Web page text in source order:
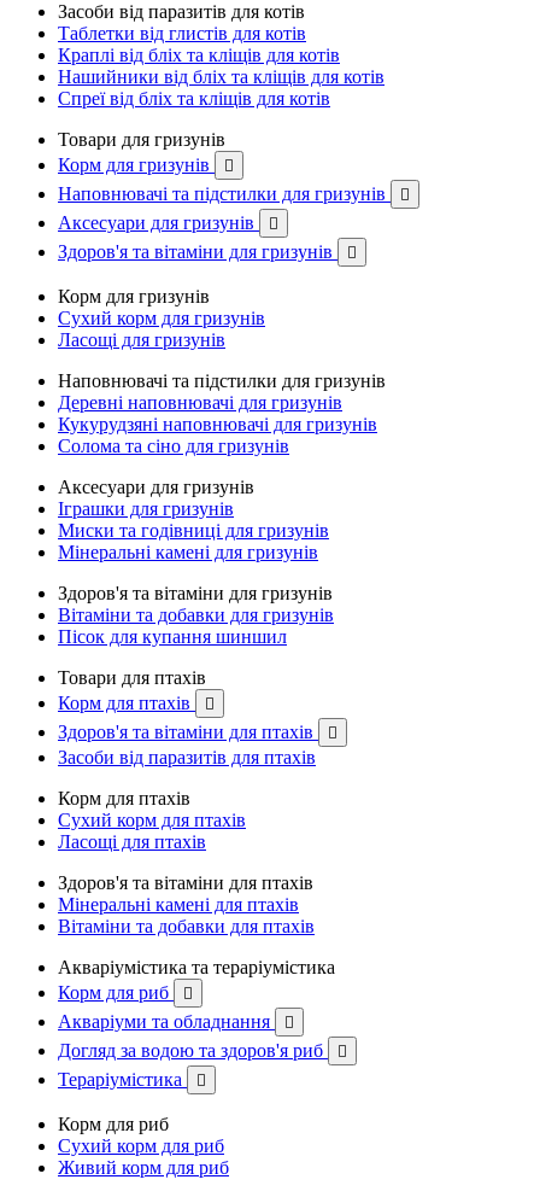
Засоби від паразитів для котів
Таблетки від глистів для котів
Краплі від бліх та кліщів для котів
Нашийники від бліх та кліщів для котів
Спреї від бліх та кліщів для котів
Товари для гризунів
Корм для гризунів

Наповнювачі та підстилки для гризунів 
Аксесуари для гризунів 
Здоров'я та вітаміни для гризунів 
Корм для гризунів
Сухий корм для гризунів
Ласощі для гризунів
Наповнювачі та підстилки для гризунів
Деревні наповнювачі для гризунів
Кукурудзяні наповнювачі для гризунів
Солома та сіно для гризунів
Аксесуари для гризунів
Іграшки для гризунів
Миски та годівниці для гризунів
Мінеральні камені для гризунів
Здоров'я та вітаміни для гризунів
Вітаміни та добавки для гризунів
Пісок для купання шиншил
Товари для птахів
Корм для птахів

Здоров'я та вітаміни для птахів 
Засоби від паразитів для птахів
Корм для птахів
Сухий корм для птахів
Ласощі для птахів
Здоров'я та вітаміни для птахів
Мінеральні камені для птахів
Вітаміни та добавки для птахів
Акваріумістика та тераріумістика
Корм для риб

Акваріуми та обладнання 
Догляд за водою та здоров'я риб 
Тераріумістика 
Корм для риб
Сухий корм для риб
Живий корм для риб